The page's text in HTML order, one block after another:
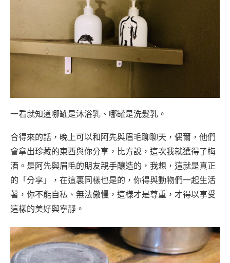
一看就知道哪罐是沐浴乳、哪罐是洗髮乳。
合得來的話，晚上可以和阿先與眉毛聊聊天，偶爾，他們
會拿出珍藏的東西與你分享，比方說，這次我就獲得了梅
酒。是阿先與眉毛的朋友親手釀造的，我想，這就是真正
的「分享」，在這裏同樣也是的，你得與動物們一起生活
著，你不能自私、無法傲慢，這樣才是尊重，才得以享受
這樣的美好與寧靜。